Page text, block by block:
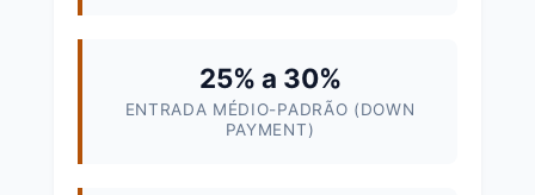
25% a 30%
ENTRADA MÉDIO-PADRÃO (DOWN
PAYMENT)